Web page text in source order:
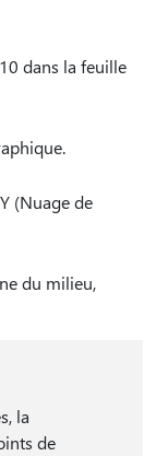
dans la feuille
(Nuage de
du milieu,
la
de